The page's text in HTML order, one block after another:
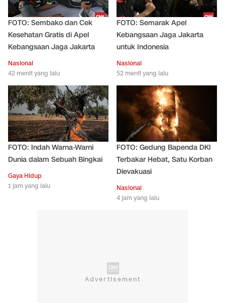
FOTO: Sembako dan Cek
Kesehatan Gratis di Apel
Kebangsaan Jaga Jakarta
Nasional
42 menit yang lalu
FOTO: Semarak Apel
Kebangsaan Jaga Jakarta
untuk Indonesia
Nasional
52 menit yang lalu
FOTO: Indah Warna-Warni
Dunia dalam Sebuah Bingkai
Gaya Hidup
1 jam yang lalu
FOTO: Gedung Bapenda DKI
Terbakar Hebat, Satu Korban
Dievakuasi
Nasional
4 jam yang lalu